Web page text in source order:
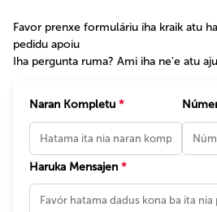
Favor prenxe formuláriu iha kraik atu
pedidu apoiu
Iha pergunta ruma? Ami iha ne'e atu
Naran Kompletu *
Haruka Mensajen *